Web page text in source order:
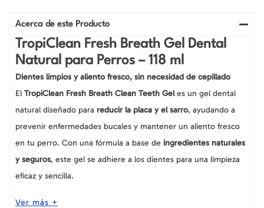
Acerca de este Producto
TropiClean Fresh Breath Gel Dental
Natural para Perros – 118 ml
Dientes limpios y aliento fresco, sin necesidad de cepillado
El TropiClean Fresh Breath Clean Teeth Geles un gel dental
natural diseñado para reducir la placa y el sarro, ayudando a
prevenir enfermedades bucales y mantener un aliento fresco
en tu perro. Con una fórmula a base de ingredientes naturales
y seguros, este gel se adhiere a los dientes para una limpieza
eficaz y sencilla.
Ver más +